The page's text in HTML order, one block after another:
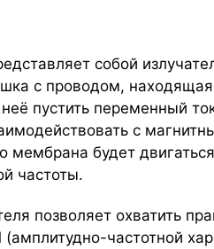
собой
с проводом,
пустить переменный
с
мембрана будет
частоты.
позволяет охватить
частотной